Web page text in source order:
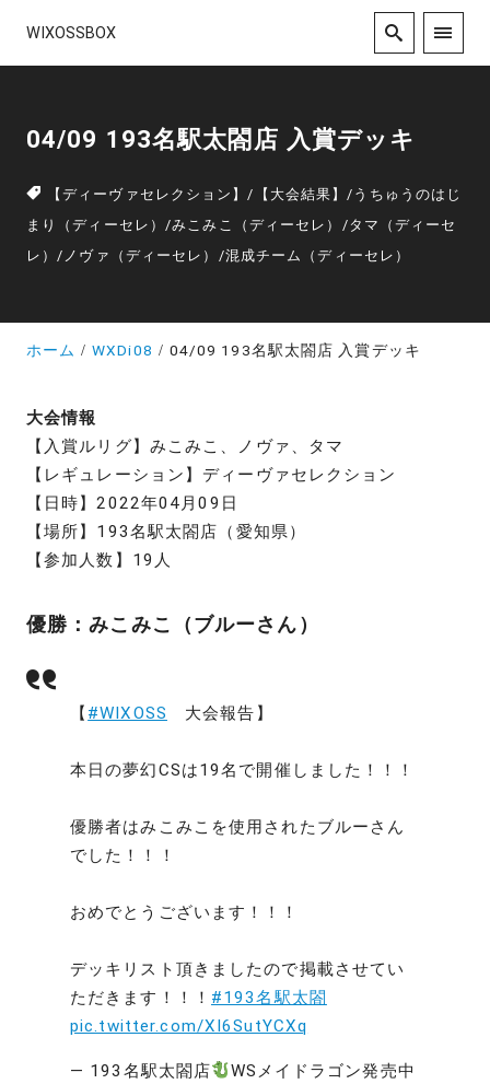
WIXOSSBOX
04/09 193名駅太閤店 入賞デッキ
【ディーヴァセレクション】/ 【大会結果】/ うちゅうのはじ
まり（ディーセレ）/みこみこ（ディーセレ） /タマ（ディーセ
レ）/ ノヴァ（ディーセレ） /混成チーム（ディーセレ）
ホーム WXDi08 04/09 193名駅太閤店 入賞デッキ
大会情報
【入賞ルリグ】みこみこ、ノヴァ、タマ
【レギュレーション】ディーヴァセレクション
【日時】2022年04月09日
【場所】193名駅太閤店（愛知県）
【参加人数】19人
優勝：みこみこ（ブルーさん）
【 #WIXOSS 大会報告】
本日の夢幻CSは19名で開催しました！！！
優勝者はみこみこを使用されたブルーさん
でした！！！
おめでとうございます！！！
デッキリスト頂きましたので掲載させてい
ただきます！！！ #193名駅太閤
pic.twitter.com/XI6SutYCXq
— 193名駅太閤店
WSメイドラゴン発売中